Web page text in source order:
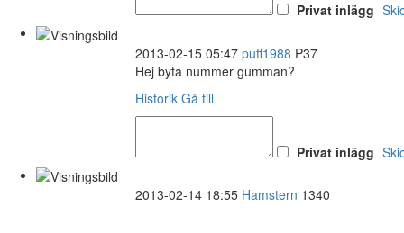
Privat inlägg
2013-02-15 05:47 puff1988 P37
Hej byta nummer gumman?
Historik Gå till
Privat inlägg
2013-02-14 18:55 Hamstern 1340